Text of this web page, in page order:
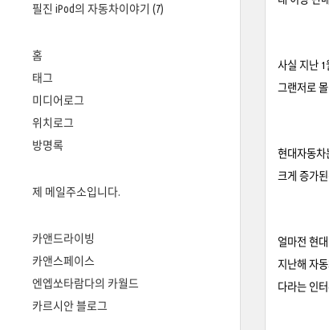
필진 iPod의 자동차이야기 (7)
홈
태그
미디어로그
위치로그
방명록
제 메일주소입니다.
카앤드라이빙
카앤스페이스
엔엡쏘타람다의 카월드
카르시안 블로그
사실 지난
그랜저로
현대자동차
크게 증가
얼마전 현
지난해 자
다라는 인